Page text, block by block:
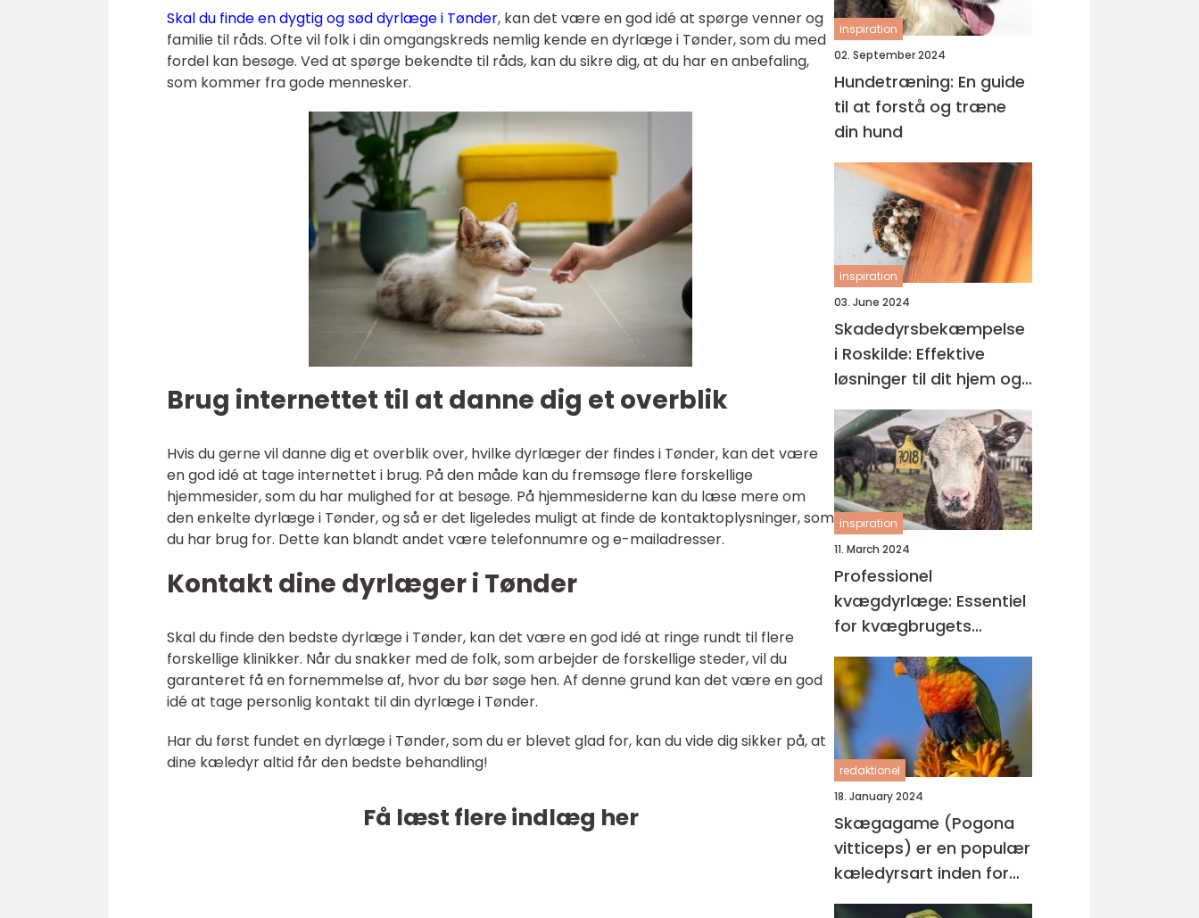
Skal du finde en dygtig og sød dyrlæge i Tønder, kan det være en god idé at spørge venner og
familie til råds. Ofte vil folk i din omgangskreds nemlig kende en dyrlæge i Tønder, som du med
fordel kan besøge. Ved at spørge bekendte til råds, kan du sikre dig, at du har en anbefaling,
som kommer fra gode mennesker.
Brug internettet til at danne dig et overblik
Hvis du gerne vil danne dig et overblik over, hvilke dyrlæger der findes i Tønder, kan det være
en god idé at tage internettet i brug. På den måde kan du fremsøge flere forskellige
hjemmesider, som du har mulighed for at besøge. På hjemmesiderne kan du læse mere om
den enkelte dyrlæge i Tønder, og så er det ligeledes muligt at finde de kontaktoplysninger, som
du har brug for. Dette kan blandt andet være telefonnumre og e-mailadresser.
Kontakt dine dyrlæger i Tønder
Skal du finde den bedste dyrlæge i Tønder, kan det være en god idé at ringe rundt til flere
forskellige klinikker. Når du snakker med de folk, som arbejder de forskellige steder, vil du
garanteret få en fornemmelse af, hvor du bør søge hen. Af denne grund kan det være en god
idé at tage personlig kontakt til din dyrlæge i Tønder.
Har du først fundet en dyrlæge i Tønder, som du er blevet glad for, kan du vide dig sikker på, at
dine kæledyr altid får den bedste behandling!
Få læst flere indlæg her
inspiration
02. September 2024
Hundetræning: En guide
til at forstå og træne
din hund
inspiration
03. June 2024
Skadedyrsbekæmpelse
i Roskilde: Effektive
løsninger til dit hjem og
virksomhed
inspiration
11. March 2024
Professionel
kvægdyrlæge: Essentiel
for kvægbrugets
succes
redaktionel
18. January 2024
Skægagame (Pogona
vitticeps) er en populær
kæledyrsart inden for
reptilverdenen